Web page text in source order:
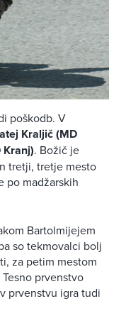
poškodb. V
Kraljič (MD
Kranj). Božič je
tretji, tretje mesto
po madžarskih
Bartolmijejem
so tekmovalci bolj
za petim mestom
prvenstvo
prvenstvu igra tudi